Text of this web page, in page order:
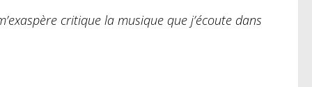
critique la musique que j’écoute dans